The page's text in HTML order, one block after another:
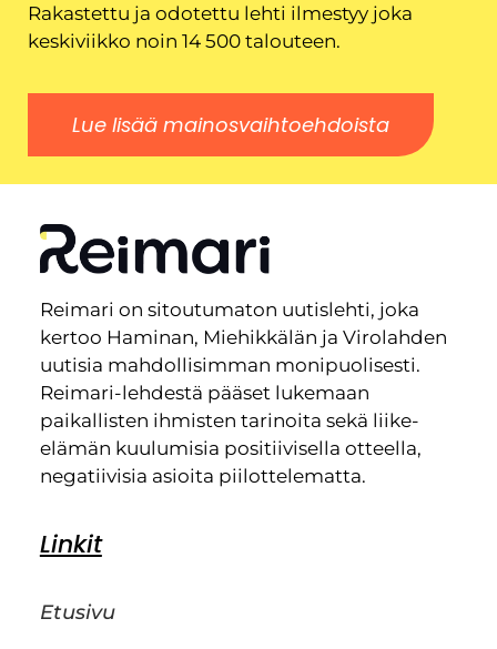
Rakastettu ja odotettu lehti ilmestyy joka
keskiviikko noin 14 500 talouteen.
Lue lisää mainosvaihtoehdoista
Reimari on sitoutumaton uutislehti, joka
kertoo Haminan, Miehikkälän ja Virolahden
uutisia mahdollisimman monipuolisesti.
Reimari-lehdestä pääset lukemaan
paikallisten ihmisten tarinoita sekä liike-
elämän kuulumisia positiivisella otteella,
negatiivisia asioita piilottelematta.
Linkit
Etusivu